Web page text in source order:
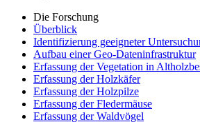
Die Forschung
Überblick
Identifizierung geeigneter
Aufbau einer Geo-Dateninfrastruktur
Erfassung der Vegetation in
Erfassung der Holzkäfer
Erfassung der Holzpilze
Erfassung der Fledermäuse
Erfassung der Waldvögel